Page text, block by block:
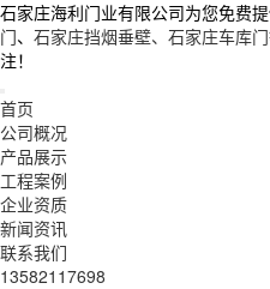
石家庄海利门业有限公司为您免费
门、 石家庄挡烟垂壁、石家庄车库门
注！
首页
公司概况
产品展示
工程案例
企业资质
新闻资讯
联系我们
13582117698